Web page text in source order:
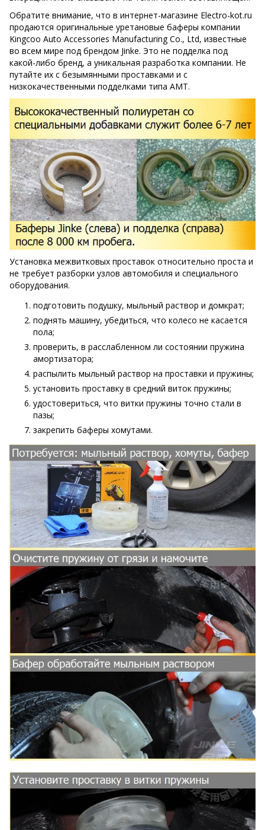
Обратите внимание, что в интернет-магазине Electro-kot.ru
продаются оригинальные уретановые баферы компании
Kingcoo Auto Accessories Manufacturing Co., Ltd, известные
во всем мире под брендом Jinke. Это не подделка под
какой-либо бренд, а уникальная разработка компании. Не
путайте их с безымянными проставками и с
низкокачественными подделками типа AMT.
Установка межвитковых проставок относительно проста и
не требует разборки узлов автомобиля и специального
оборудования.
подготовить подушку, мыльный раствор и домкрат;
поднять машину, убедиться, что колесо не касается
пола;
проверить, в расслабленном ли состоянии пружина
амортизатора;
распылить мыльный раствор на проставки и пружины;
установить проставку в средний виток пружины;
удостовериться, что витки пружины точно стали в
пазы;
закрепить баферы хомутами.